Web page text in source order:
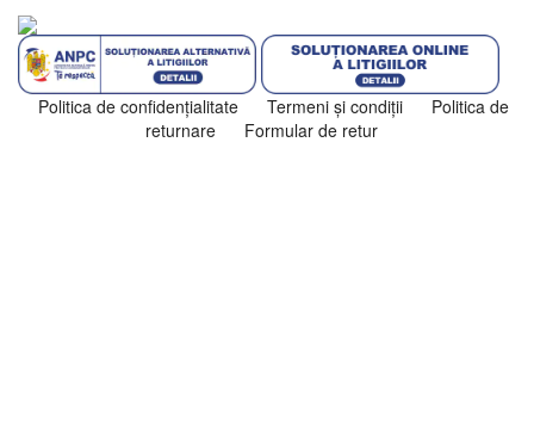
Politica de confidenţialitate Termeni şi condiţii
Politica de
returnare
Formular de retur